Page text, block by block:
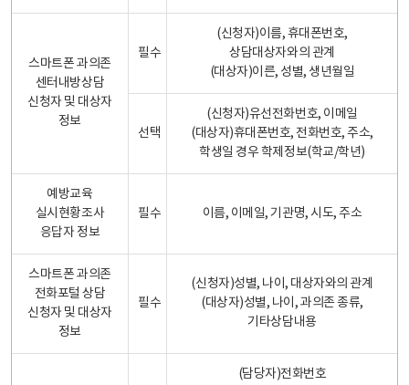
스마트폰 과의존
센터내방상담
신청자 및 대상자
정보
필수
(신청자)이름, 휴대폰번호,
상담대상자와의 관계
(대상자)이른, 성별, 생년월일
선택
(신청자)유선전화번호, 이메일
(대상자)휴대폰번호, 전화번호, 주소,
학생일 경우 학제정보(학교/학년)
예방교육
실시현황조사
응답자 정보
필수 이름, 이메일, 기관명, 시도, 주소
스마트폰 과의존
전화포털 상담
신청자 및 대상자
정보
필수
(신청자)성별, 나이, 대상자와의 관계
(대상자)성별, 나이, 과의존 종류,
기타상담내용
(담당자)전화번호